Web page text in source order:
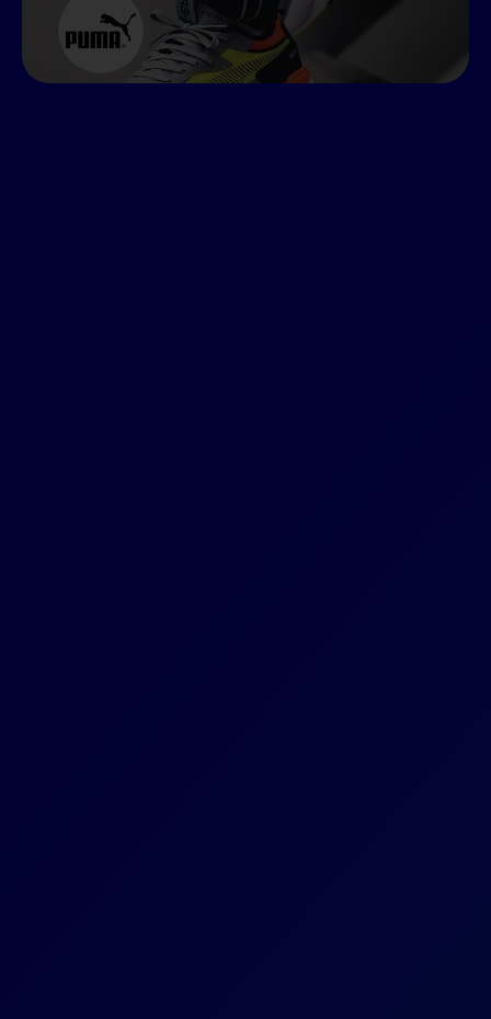
cada candidato.”